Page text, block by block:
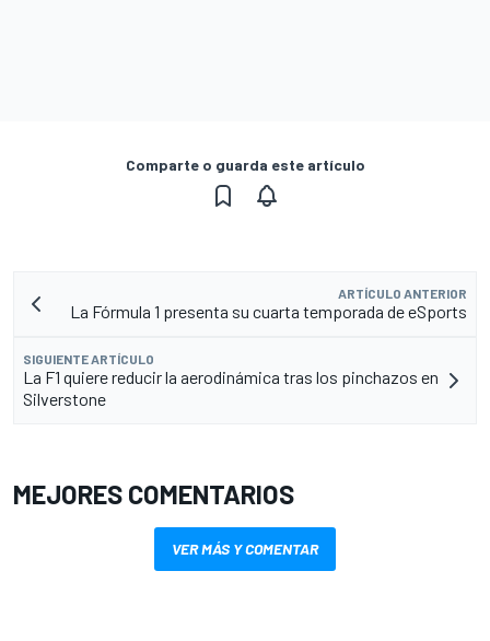
Comparte o guarda este artículo
ARTÍCULO ANTERIOR
La Fórmula 1 presenta su cuarta temporada de eSports
SIGUIENTE ARTÍCULO
La F1 quiere reducir la aerodinámica tras los pinchazos en
Silverstone
MEJORES COMENTARIOS
VER MÁS Y COMENTAR